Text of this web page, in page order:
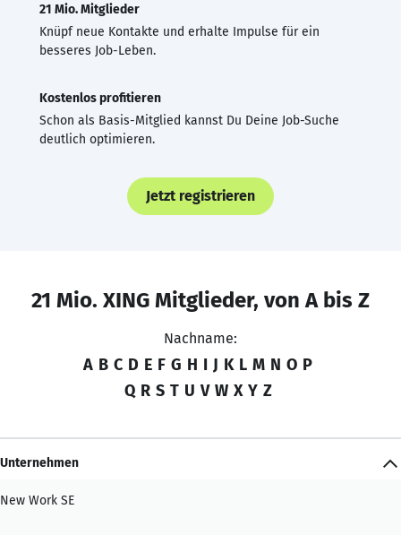
21 Mio. Mitglieder
Knüpf neue Kontakte und erhalte Impulse für ein
besseres Job-Leben.
Kostenlos profitieren
Schon als Basis-Mitglied kannst Du Deine Job-Suche
deutlich optimieren.
Jetzt registrieren
21 Mio. XING Mitglieder, von A bis Z
Nachname:
A B C D E F G H I J K L M N O P
Q R S T U V W X Y Z
Unternehmen
New Work SE